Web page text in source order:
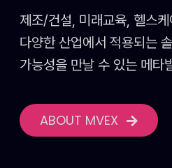
제조/건설, 미래교육, 헬스
다양한 산업에서 적용되는
가능성을만날 수 있는 메타
ABOUT MVEX